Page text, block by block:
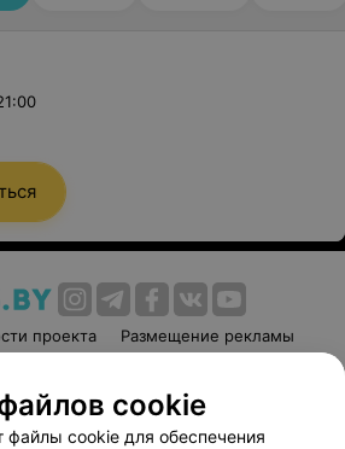
проекта
Размещение рекламы
соглашение
Способы оплаты
Партнеры
cookie
файлы cookie для обеспечения